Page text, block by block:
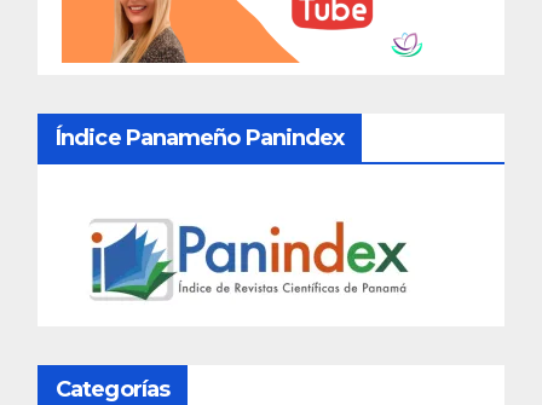
Índice Panameño Panindex
Categorías